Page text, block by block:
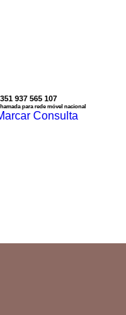
937 565 107
para rede móvel nacional
Consulta